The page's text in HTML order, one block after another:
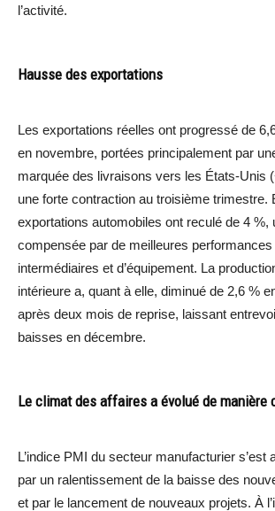
l’activité.
Hausse des exportations
Les exportations réelles ont progressé de
en novembre, portées principalement par
marquée des livraisons vers les États-Unis
une forte contraction au troisième trimestre.
exportations automobiles ont reculé de 4 %,
compensée par de meilleures
intermédiaires et d’équipement. La
intérieure a, quant à elle, diminué de 2,6 %
après deux mois de reprise, laissant
baisses en décembre.
Le climat des affaires a évolué de manière
L’indice PMI du secteur manufacturier s’est
par un ralentissement de la baisse des
et par le lancement de nouveaux projets. À